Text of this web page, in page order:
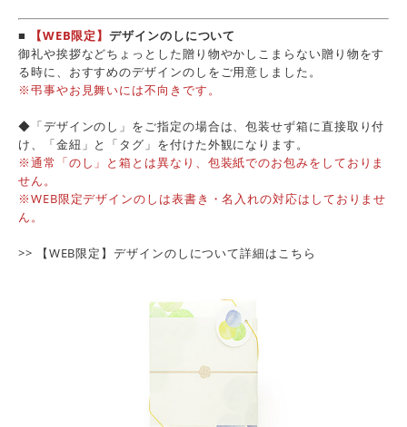
■ 【WEB限定】デザインのしについて
御礼や挨拶などちょっとした贈り物やかしこまらない贈り物をす
る時に、おすすめのデザインのしをご用意しました。
※弔事やお見舞いには不向きです。
◆「デザインのし」をご指定の場合は、包装せず箱に直接取り付
け、「金紐」と「タグ」を付けた外観になります。
※通常「のし」と箱とは異なり、包装紙でのお包みをしておりま
せん。
※WEB限定デザインのしは表書き・名入れの対応はしておりませ
ん。
>> 【WEB限定】デザインのしについて詳細は こちら